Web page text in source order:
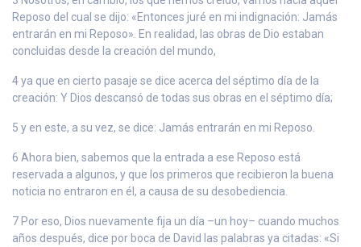
Reposo del cual se dijo: «Entonces juré en mi indignación: Jamás
entrarán en mi Reposo». En realidad, las obras de Dio estaban
concluidas desde la creación del mundo,
4 ya que en cierto pasaje se dice acerca del séptimo día de la
creación: Y Dios descansó de todas sus obras en el séptimo día;
5 y en este, a su vez, se dice: Jamás entrarán en mi Reposo.
6 Ahora bien, sabemos que la entrada a ese Reposo está
reservada a algunos, y que los primeros que recibieron la buena
noticia no entraron en él, a causa de su desobediencia.
7 Por eso, Dios nuevamente fija un día –un hoy– cuando muchos
años después, dice por boca de David las palabras ya citadas: «Si